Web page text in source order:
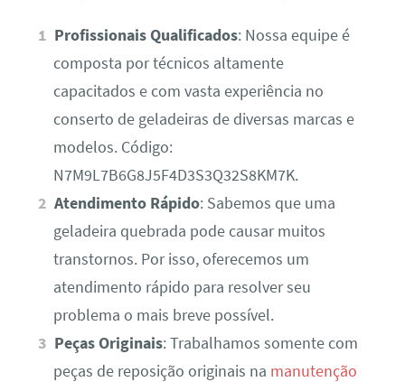
Profissionais Qualificados: Nossa equipe é
composta por técnicos altamente
capacitados e com vasta experiência no
conserto de geladeiras de diversas marcas e
modelos. Código:
N7M9L7B6G8J5F4D3S3Q32S8KM7K.
Atendimento Rápido: Sabemos que uma
geladeira quebrada pode causar muitos
transtornos. Por isso, oferecemos um
atendimento rápido para resolver seu
problema o mais breve possível.
Peças Originais: Trabalhamos somente com
peças de reposição originais na manutenção